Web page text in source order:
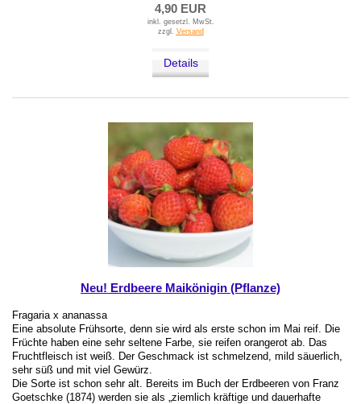
4,90 EUR
inkl. gesetzl. MwSt.
zzgl. Versand
Details
Neu! Erdbeere Maikönigin (Pflanze)
Fragaria x ananassa
Eine absolute Frühsorte, denn sie wird als erste schon im Mai reif. Die
Früchte haben eine sehr seltene Farbe, sie reifen orangerot ab. Das
Fruchtfleisch ist weiß. Der Geschmack ist schmelzend, mild säuerlich,
sehr süß und mit viel Gewürz.
Die Sorte ist schon sehr alt. Bereits im Buch der Erdbeeren von Franz
Goetschke (1874) werden sie als „ziemlich kräftige und dauerhafte